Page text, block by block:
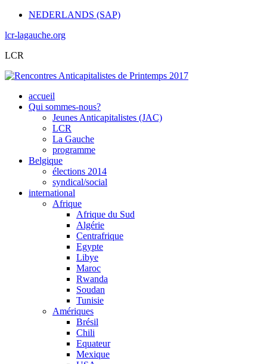
NEDERLANDS (SAP)
lcr-lagauche.org
LCR
accueil
Qui sommes-nous?
Jeunes Anticapitalistes (JAC)
LCR
La Gauche
programme
Belgique
élections 2014
syndical/social
international
Afrique
Afrique du Sud
Algérie
Centrafrique
Egypte
Libye
Maroc
Rwanda
Soudan
Tunisie
Amériques
Brésil
Chili
Equateur
Mexique